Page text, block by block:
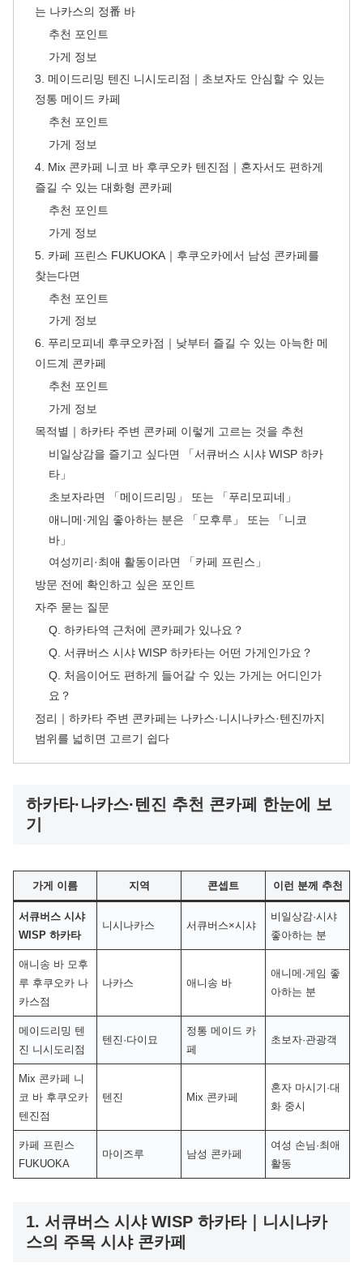
는 나카스의 정番 바
추천 포인트
가게 정보
3. 메이드리밍 텐진 니시도리점｜초보자도 안심할 수 있는
정통 메이드 카페
추천 포인트
가게 정보
4. Mix 콘카페 니코 바 후쿠오카 텐진점｜혼자서도 편하게
즐길 수 있는 대화형 콘카페
추천 포인트
가게 정보
5. 카페 프린스 FUKUOKA｜후쿠오카에서 남성 콘카페를
찾는다면
추천 포인트
가게 정보
6. 푸리모피네 후쿠오카점｜낮부터 즐길 수 있는 아늑한 메
이드계 콘카페
추천 포인트
가게 정보
목적별｜하카타 주변 콘카페 이렇게 고르는 것을 추천
비일상감을 즐기고 싶다면 「서큐버스 시샤 WISP 하카
타」
초보자라면 「메이드리밍」 또는 「푸리모피네」
애니메·게임 좋아하는 분은 「모후루」 또는 「니코
바」
여성끼리·최애 활동이라면 「카페 프린스」
방문 전에 확인하고 싶은 포인트
자주 묻는 질문
Q. 하카타역 근처에 콘카페가 있나요？
Q. 서큐버스 시샤 WISP 하카타는 어떤 가게인가요？
Q. 처음이어도 편하게 들어갈 수 있는 가게는 어디인가
요？
정리｜하카타 주변 콘카페는 나카스·니시나카스·텐진까지
범위를 넓히면 고르기 쉽다
하카타·나카스·텐진 추천 콘카페 한눈에 보
기
가게 이름 지역 콘셉트 이런 분께 추천
서큐버스 시샤
WISP 하카타
니시나카스 서큐버스×시샤
비일상감·시샤
좋아하는 분
애니송 바 모후
루 후쿠오카 나
카스점
나카스 애니송 바
애니메·게임 좋
아하는 분
메이드리밍 텐
진 니시도리점
텐진·다이묘
정통 메이드 카
페
초보자·관광객
Mix 콘카페 니
코 바 후쿠오카
텐진점
텐진 Mix 콘카페
혼자 마시기·대
화 중시
카페 프린스
FUKUOKA
마이즈루 남성 콘카페
여성 손님·최애
활동
1. 서큐버스 시샤 WISP 하카타｜니시나카
스의 주목 시샤 콘카페